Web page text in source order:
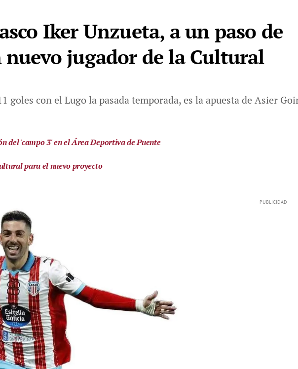
Iker Unzueta, a un paso de
nuevo jugador de la Cultural
goles con el Lugo la pasada temporada, es la apuesta de Asier
del 'campo 3' en el Área Deportiva de Puente
para el nuevo proyecto